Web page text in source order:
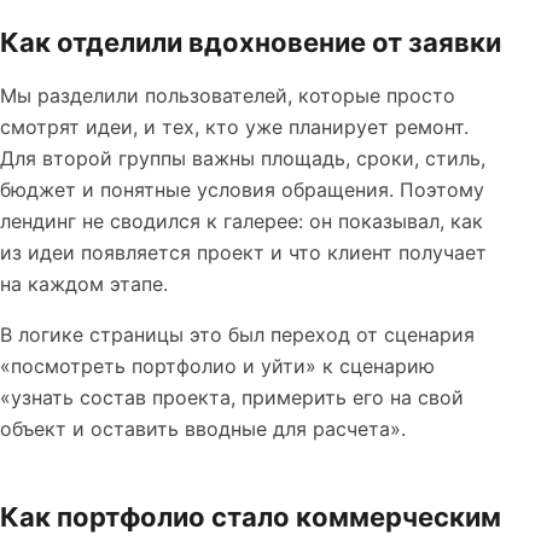
Как отделили вдохновение от заявки
Мы разделили пользователей, которые просто
смотрят идеи, и тех, кто уже планирует ремонт.
Для второй группы важны площадь, сроки, стиль,
бюджет и понятные условия обращения. Поэтому
лендинг не сводился к галерее: он показывал, как
из идеи появляется проект и что клиент получает
на каждом этапе.
В логике страницы это был переход от сценария
«посмотреть портфолио и уйти» к сценарию
«узнать состав проекта, примерить его на свой
объект и оставить вводные для расчета».
Как портфолио стало коммерческим